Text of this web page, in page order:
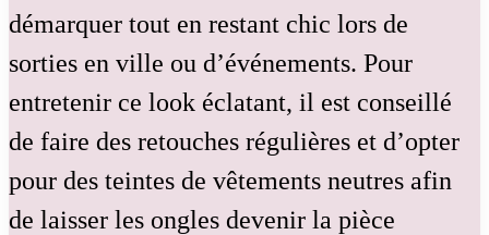
démarquer tout en restant chic lors de
sorties en ville ou d’événements. Pour
entretenir ce look éclatant, il est conseillé
de faire des retouches régulières et d’opter
pour des teintes de vêtements neutres afin
de laisser les ongles devenir la pièce